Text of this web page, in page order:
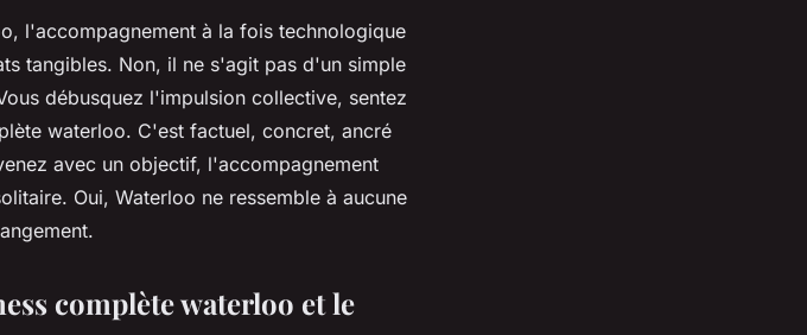
l'accompagnement à la fois technologique
tangibles. Non, il ne s'agit pas d'un simple
débusquez l'impulsion collective, sentez
waterloo. C'est factuel, concret, ancré
avec un objectif, l'accompagnement
Oui, Waterloo ne ressemble à aucune
complète waterloo et le